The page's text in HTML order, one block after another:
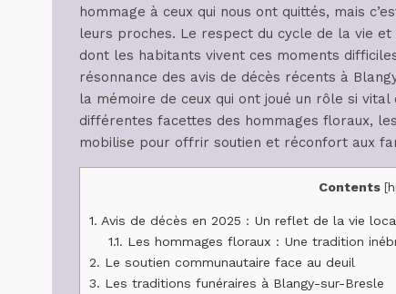
hommage à ceux qui nous ont quittés, mais
leurs proches. Le respect du cycle de la vie
dont les habitants vivent ces moments
résonnance des avis de décès récents à
la mémoire de ceux qui ont joué un rôle si
différentes facettes des hommages floraux,
mobilise pour offrir soutien et réconfort aux
Contents [
1. Avis de décès en 2025 : Un reflet de la vie
1.1. Les hommages floraux : Une tradition
2. Le soutien communautaire face au deuil
3. Les traditions funéraires à Blangy-sur-Bresle